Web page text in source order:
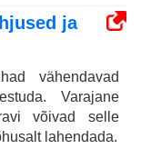
ja
vähendavad
Varajane
võivad selle
lahendada.